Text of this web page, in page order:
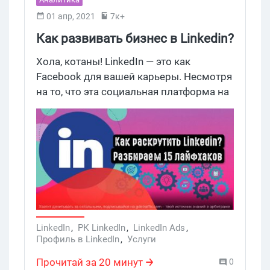
01 апр, 2021 7к+
Как развивать бизнес в Linkedin?
15 актуальных советов
Хола, котаны! LinkedIn — это как
Facebook для вашей карьеры. Несмотря
на то, что эта социальная платформа на
слуху почти у каждого, многие по сей
день не знают, как использовать
LinkedIn и какую выгоду от него можно
получить.
LinkedIn, РК LinkedIn, LinkedIn Ads,
Профиль в LinkedIn, Услуги
Прочитай за 20 минут 0